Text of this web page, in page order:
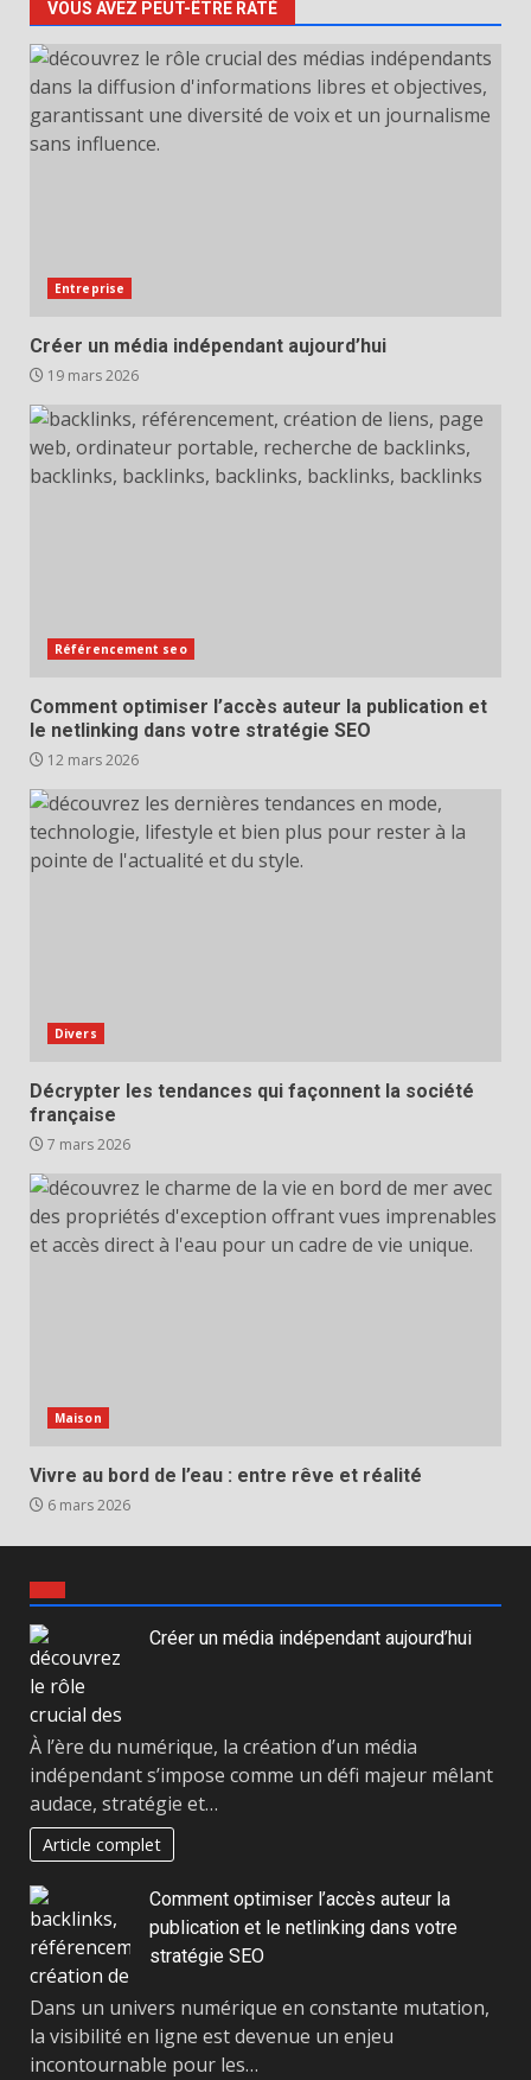
VOUS AVEZ PEUT-ÊTRE RATÉ
Entreprise
Créer un média indépendant aujourd’hui
19 mars 2026
Référencement seo
Comment optimiser l’accès auteur la publication et
le netlinking dans votre stratégie SEO
12 mars 2026
Divers
Décrypter les tendances qui façonnent la société
française
7 mars 2026
Maison
Vivre au bord de l’eau : entre rêve et réalité
6 mars 2026
Créer un média indépendant aujourd’hui
À l’ère du numérique, la création d’un média
indépendant s’impose comme un défi majeur mêlant
audace, stratégie et…
Article complet
Comment optimiser l’accès auteur la
publication et le netlinking dans votre
stratégie SEO
Dans un univers numérique en constante mutation,
la visibilité en ligne est devenue un enjeu
incontournable pour les…